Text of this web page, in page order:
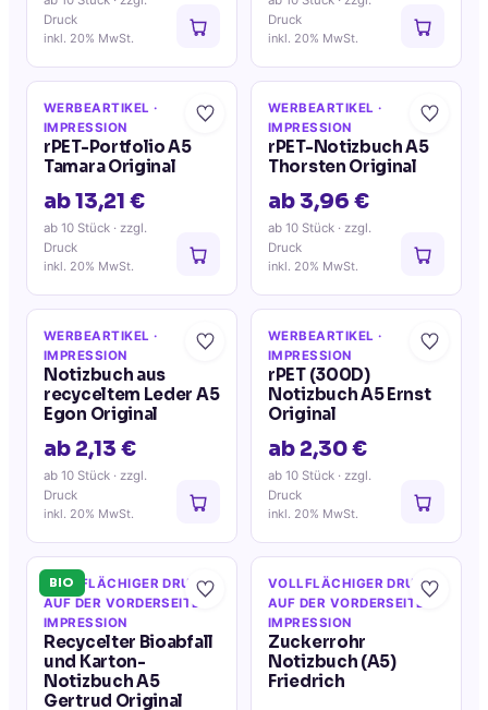
Druck
inkl. 20% MwSt.
Druck
inkl. 20% MwSt.
WERBEARTIKEL ·
IMPRESSION
rPET-Portfolio A5
Tamara Original
ab 13,21 €
ab 10 Stück · zzgl.
Druck
inkl. 20% MwSt.
WERBEARTIKEL ·
IMPRESSION
rPET-Notizbuch A5
Thorsten Original
ab 3,96 €
ab 10 Stück · zzgl.
Druck
inkl. 20% MwSt.
WERBEARTIKEL ·
IMPRESSION
Notizbuch aus
recyceltem Leder A5
Egon Original
ab 2,13 €
ab 10 Stück · zzgl.
Druck
inkl. 20% MwSt.
WERBEARTIKEL ·
IMPRESSION
rPET (300D)
Notizbuch A5 Ernst
Original
ab 2,30 €
ab 10 Stück · zzgl.
Druck
inkl. 20% MwSt.
BIO
VOLLFLÄCHIGER DRUCK
AUF DER VORDERSEITE
IMPRESSION
Recycelter Bioabfall
und Karton-
Notizbuch A5
Gertrud Original
VOLLFLÄCHIGER DRUCK
AUF DER VORDERSEITE
IMPRESSION
Zuckerrohr
Notizbuch (A5)
Friedrich